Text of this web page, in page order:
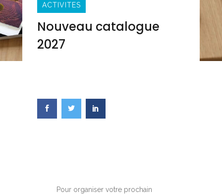
ACTIVITES
Nouveau catalogue
2027
Pour organiser votre prochain